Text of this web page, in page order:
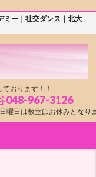
ミー｜社交ダンス｜北大
おります！！
048-967-3126
曜日は教室はお休みとなり